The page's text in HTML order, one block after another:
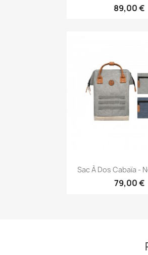
89,00 €
Aperçu
Sac À Dos Cabaïa -
79,00 €